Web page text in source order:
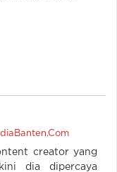
creator yang
dia dipercaya